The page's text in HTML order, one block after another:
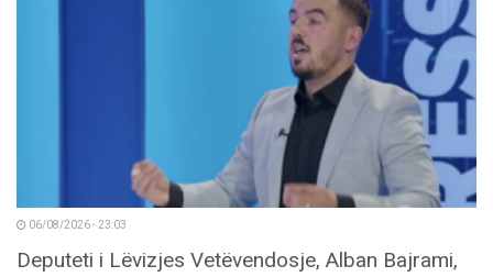
06/08/2026 - 23:03
Deputeti i Lëvizjes Vetëvendosje, Alban Bajrami,